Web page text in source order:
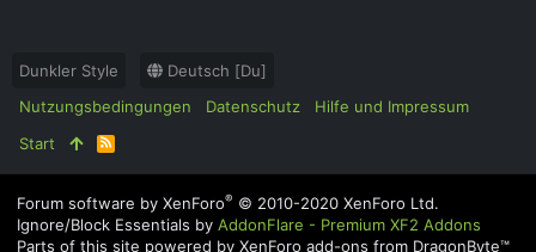
Dunkler Style
Deutsch [Du]
Nutzungsbedingungen
Datenschutz
Hilfe und Impressum
Start
R
S
S
Forum software by XenForo® © 2010-2020 XenForo Ltd.
Ignore/Block Essentials by AddonFlare - Premium XF2 Addons
Parts of this site powered by XenForo add-ons from DragonByte™